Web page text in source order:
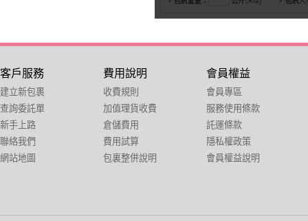
客戶服務
建立新包裹
查詢委託單
新手上路
聯絡我們
網站地圖
費用說明
收費規則
加值理貨收費
倉儲費用
費用試算
包裏整併說明
會員權益
會員專區
服務使用條款
託運條款
隱私權政策
會員權益說明